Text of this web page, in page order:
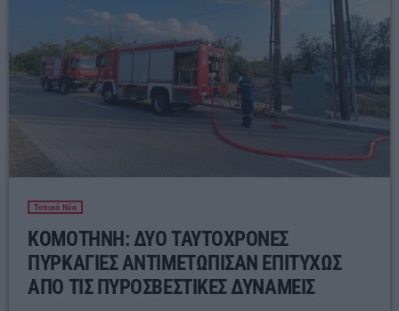
Τοπικά Νέα
ΚΟΜΟΤΗΝΗ: ΔΥΟ ΤΑΥΤΟΧΡΟΝΕΣ
ΠΥΡΚΑΓΙΕΣ ΑΝΤΙΜΕΤΩΠΙΣΑΝ ΕΠΙΤΥΧΩΣ
ΑΠΟ ΤΙΣ ΠΥΡΟΣΒΕΣΤΙΚΕΣ ΔΥΝΑΜΕΙΣ